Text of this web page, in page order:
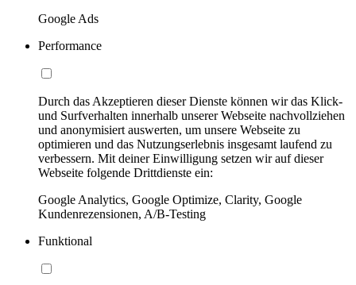
Google Ads
Performance
Durch das Akzeptieren dieser Dienste können wir das Klick-
und Surfverhalten innerhalb unserer Webseite nachvollziehen
und anonymisiert auswerten, um unsere Webseite zu
optimieren und das Nutzungserlebnis insgesamt laufend zu
verbessern. Mit deiner Einwilligung setzen wir auf dieser
Webseite folgende Drittdienste ein:
Google Analytics, Google Optimize, Clarity, Google
Kundenrezensionen, A/B-Testing
Funktional